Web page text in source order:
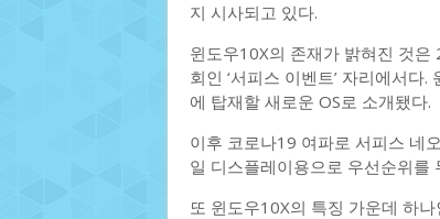
지 시사되고 있다.
윈도우10X의 존재가 밝혀진 것
회인 ‘서피스 이벤트’ 자리에서
에 탑재할 새로운 OS로 소개됐다.
이후 코로나19 여파로 서피스 네
일 디스플레이용으로 우선순위를
또 윈도우10X의 특징 가운데 하